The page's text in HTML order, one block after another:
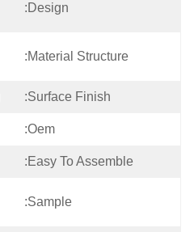
Design:
Material Structure:
Surface Finish:
Oem:
Easy To Assemble:
Sample: